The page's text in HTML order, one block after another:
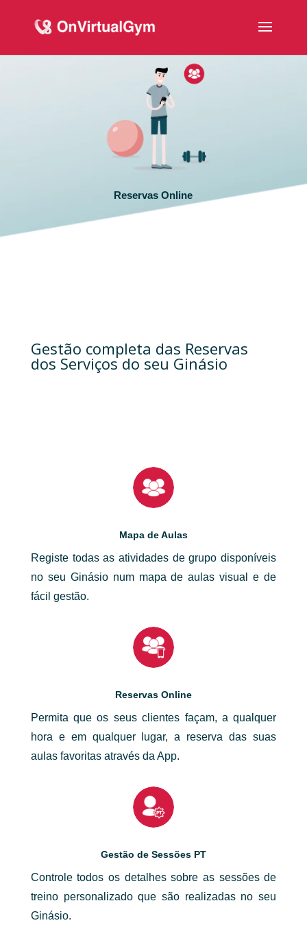
Reservas Online
Gestão completa das Reservas
dos Serviços do seu Ginásio
Mapa de Aulas
Registe todas as atividades de grupo disponíveis
no seu Ginásio num mapa de aulas visual e de
fácil gestão.
Reservas Online
Permita que os seus clientes façam, a qualquer
hora e em qualquer lugar, a reserva das suas
aulas favoritas através da App.
Gestão de Sessões PT
Controle todos os detalhes sobre as sessões de
treino personalizado que são realizadas no seu
Ginásio.